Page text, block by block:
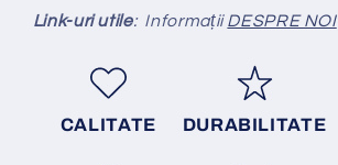
Link-uri utile: InformațiiDESPRE NOI
CALITATE DURABILITATE